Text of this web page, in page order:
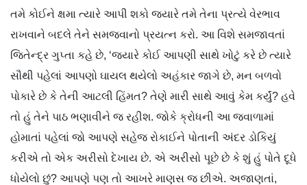
તમે કોઈને ક્ષમા ત્યારે આપી શકો જ્યારે તમે તેના પ્રત્યે વેરભાવ
રાખવાને બદલે તેને સમજવાનો પ્રયત્ન કરો. આ વિશે સમજાવતાં
જિતેન્દ્ર ગુપ્તા કહે છે, ‘જ્યારે કોઈ આપણી સાથે ખોટું કરે છે ત્યારે
સૌથી પહેલાં આપણો ઘાયલ થયેલો અહંકાર જાગે છે, મન બળવો
પોકારે છે કે તેની આટલી હિંમત? તેણે મારી સાથે આવું કેમ કર્યું? હવે
તો હું તેને પાઠ ભણાવીને જ રહીશ. જોકે ક્રોધની આ જ્વાળામાં
હોમાતાં પહેલાં જો આપણે સહેજ રોકાઈને પોતાની અંદર ડોકિયું
કરીએ તો એક અરીસો દેખાય છે. એ અરીસો પૂછે છે કે શું હું પોતે દૂધે
ધોયેલો છું? આપણે પણ તો આખરે માણસ જ છીએ. અજાણતાં,